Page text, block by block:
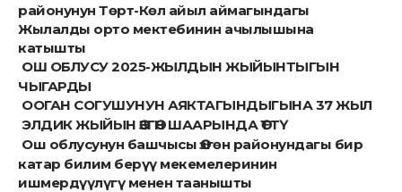
районунун Төрт-Көл айыл аймагындагы
Жылалды орто мектебинин ачылышына
катышты
ОШ ОБЛУСУ 2025-ЖЫЛДЫН ЖЫЙЫНТЫГЫН
ЧЫГАРДЫ
ООГАН СОГУШУНУН АЯКТАГЫНДЫГЫНА 37 ЖЫЛ
ЭЛДИК ЖЫЙЫН ӨЗГӨН ШААРЫНДА ӨТТҮ
Ош облусунун башчысы Өзгөн районундагы бир
катар билим берүү мекемелеринин
ишмердүүлүгү менен таанышты